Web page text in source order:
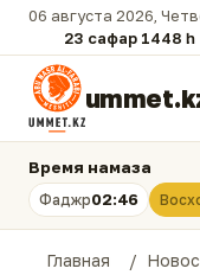
06 августа 2026,
23 сафар 1448 һ.
Время намаза
Фаджр02:46
Главная